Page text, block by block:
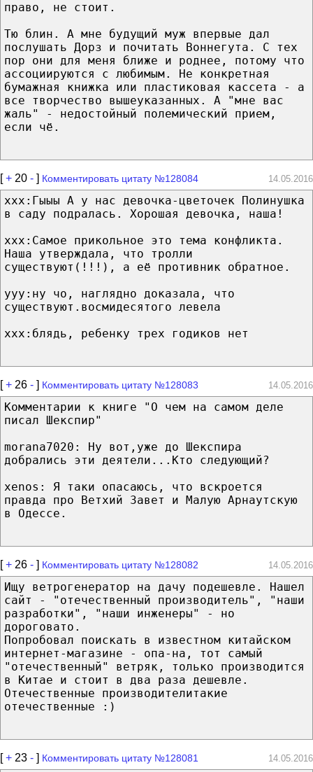
право, не стоит.
Тю блин. А мне будущий муж впервые дал
послушать Дорз и почитать Воннегута. С тех
пор они для меня ближе и роднее, потому что
ассоциируются с любимым. Не конкретная
бумажная книжка или пластиковая кассета - а
все творчество вышеуказанных. А "мне вас
жаль" - недостойный полемический прием,
если чё.
[+ 20 - ] Комментировать цитату №128084 14.05.2016
ххх:Гыыы А у нас девочка-цветочек Полинушка
в саду подралась. Хорошая девочка, наша!
ххх:Самое прикольное это тема конфликта.
Наша утверждала, что тролли
существуют(!!!), а её противник обратное.
ууу:ну чо, наглядно доказала, что
существуют.восмидесятого левела
ххх:блядь, ребенку трех годиков нет
[+ 26 - ] Комментировать цитату №128083 14.05.2016
Комментарии к книге "О чем на самом деле
писал Шекспир"
morana7020: Ну вот,уже до Шекспира
добрались эти деятели...Кто следующий?
xenos: Я таки опасаюсь, что вскроется
правда про Ветхий Завет и Малую Арнаутскую
в Одессе.
[+ 26 - ] Комментировать цитату №128082 14.05.2016
Ищу ветрогенератор на дачу подешевле. Нашел
сайт - "отечественный производитель", "наши
разработки", "наши инженеры" - но
дороговато.
Попробовал поискать в известном китайском
интернет-магазине - опа-на, тот самый
"отечественный" ветряк, только производится
в Китае и стоит в два раза дешевле.
Отечественные производителитакие
отечественные :)
[+ 23 - ] Комментировать цитату №128081 14.05.2016